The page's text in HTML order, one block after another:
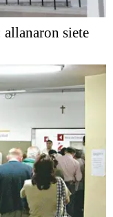
siete